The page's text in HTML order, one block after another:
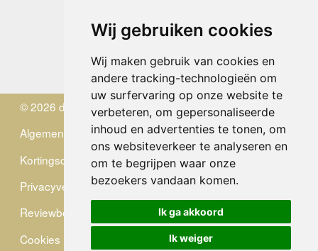
Wij gebruiken cookies
Wij maken gebruik van cookies en
andere tracking-technologieën om
uw surfervaring op onze website te
verbeteren, om gepersonaliseerde
inhoud en advertenties te tonen, om
ons websiteverkeer te analyseren en
om te begrijpen waar onze
bezoekers vandaan komen.
Ik ga akkoord
Ik weiger
Donderdag
10.00 - 12.30 en 13.30 - 17.00
Vrijdag 10.00 - 12.30 en 13.30 - 17.00
Zaterdag
gesloten
Zondag gesloten
© 2026 de Zwerver
Algemene Voorwaarden
Kortingscode
Privacyverklaring
Reviewbeleid
Cookies